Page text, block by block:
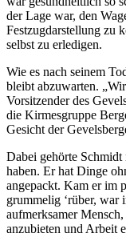
der Lage war, den
Festzugdarstellung zu
selbst zu erledigen.
Wie es nach seinem
bleibt abzuwarten.
Vorsitzender des
die Kirmesgruppe
Gesicht der
Dabei gehörte
haben. Er hat Dinge
angepackt. Kam er im
grummelig ‘rüber, war
aufmerksamer
anzubieten und Arbeit